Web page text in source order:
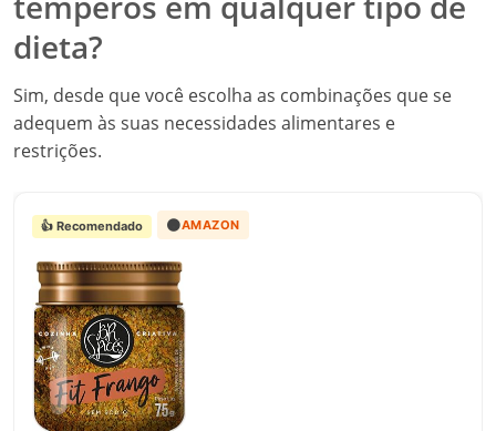
dieta?
Sim, desde que você escolha as combinações que se
adequem às suas necessidades alimentares e
restrições.
👍 Recomendado 🟠AMAZON